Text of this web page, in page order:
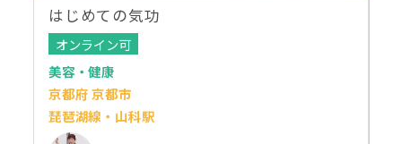
はじめての気功
オンライン可
美容・健康
京都府 京都市
琵琶湖線・山科駅